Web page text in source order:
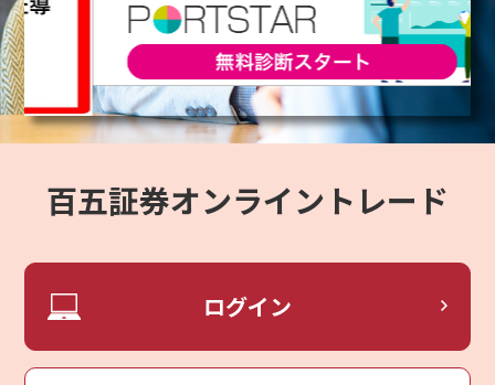
百五証券オンライントレード
ログイン